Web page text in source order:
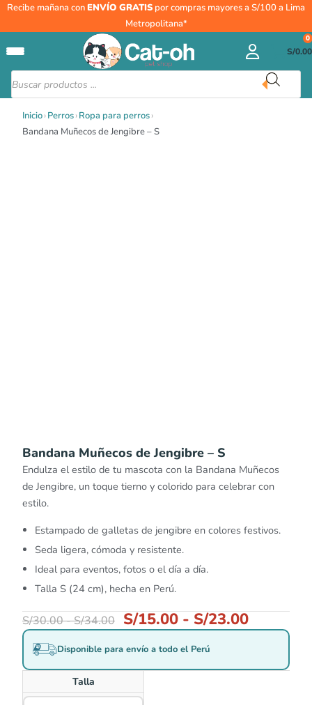
Recibe mañana conENVÍO GRATIS por compras mayores a S/100 a Lima
Metropolitana*
Búsqueda
de
productos
S/0.00
0
Inicio›Perros›Ropa para perros›
Bandana Muñecos de Jengibre – S
Bandana Muñecos de Jengibre – S
Endulza el estilo de tu mascota con la Bandana Muñecos
de Jengibre, un toque tierno y colorido para celebrar con
estilo.
Estampado de galletas de jengibre en colores festivos.
Seda ligera, cómoda y resistente.
Ideal para eventos, fotos o el día a día.
Talla S (24 cm), hecha en Perú.
S/30.00-S/34.00 S/15.00 - S/23.00
Disponible para envío a todo el Perú
Talla
Bandana
Jengibre
-
S